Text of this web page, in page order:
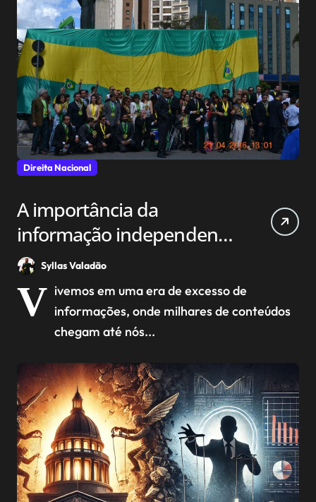
Direita Nacional
A importância da
informação independente
na sociedade atual
Syllas Valadão
V ivemos em uma era de excesso de
informações, onde milhares de conteúdos
chegam até nós...